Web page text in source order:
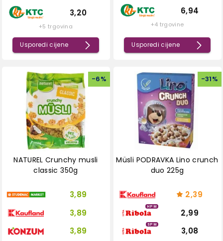
3,20
+5 trgovina
Usporedi cijene
6,94
+4 trgovine
Usporedi cijene
-6%
NATUREL Crunchy musli
classic 350g
3,89
3,89
3,89
-31%
Müsli PODRAVKA Lino crunch
duo 225g
2,39
HPM
2,99
SPM
3,08